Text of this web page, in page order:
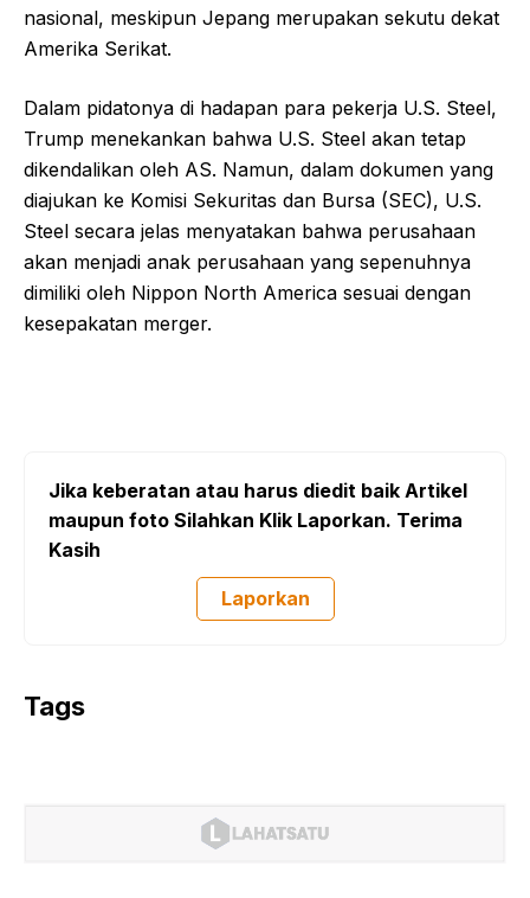
nasional, meskipun Jepang merupakan sekutu dekat
Amerika Serikat.
Dalam pidatonya di hadapan para pekerja U.S. Steel,
Trump menekankan bahwa U.S. Steel akan tetap
dikendalikan oleh AS. Namun, dalam dokumen yang
diajukan ke Komisi Sekuritas dan Bursa (SEC), U.S.
Steel secara jelas menyatakan bahwa perusahaan
akan menjadi anak perusahaan yang sepenuhnya
dimiliki oleh Nippon North America sesuai dengan
kesepakatan merger.
Jika keberatan atau harus diedit baik Artikel
maupun foto Silahkan Klik Laporkan. Terima
Kasih
Laporkan
Tags